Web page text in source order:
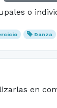
o
Danza
en